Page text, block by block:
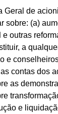
Geral de
sobre: (a)
outras
a
e
contas dos
as
e